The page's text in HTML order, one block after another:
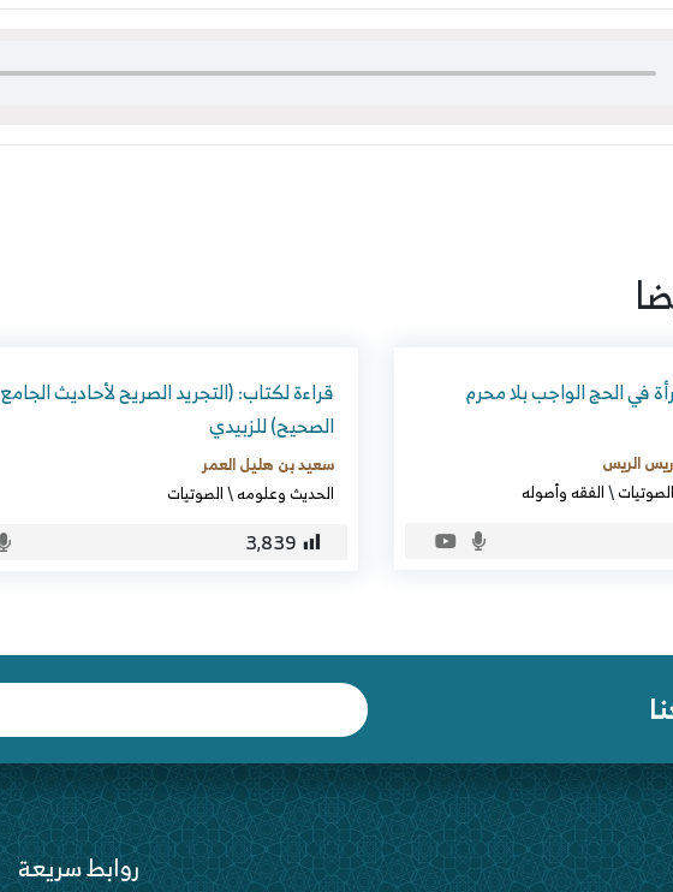
في الحج الواجب بلا محرم
ريس الريس
الصوتيات\الفقه وأصوله
قراءة لكتاب: (التجريد الصريح لأحاديث الجامع
الصحيح) للزبيدي
سعيد بن هليل العمر
الحديث وعلومه\الصوتيات
3٬839
روابط سريعة